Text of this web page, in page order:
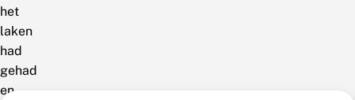
het
laken
had
gehad
en